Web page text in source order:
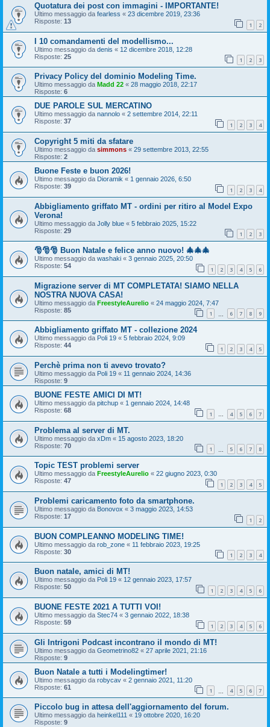
Quotatura dei post con immagini - IMPORTANTE!
Ultimo messaggio da fearless « 23 dicembre 2019, 23:36
Risposte: 13 1 2
I 10 comandamenti del modellismo...
Ultimo messaggio da denis « 12 dicembre 2018, 12:28
Risposte: 25 1 2 3
Privacy Policy del dominio Modeling Time.
Ultimo messaggio da Madd 22 « 28 maggio 2018, 22:17
Risposte: 6
DUE PAROLE SUL MERCATINO
Ultimo messaggio da nannolo « 2 settembre 2014, 22:11
Risposte: 37 1 2 3 4
Copyright 5 miti da sfatare
Ultimo messaggio da simmons « 29 settembre 2013, 22:55
Risposte: 2
Buone Feste e buon 2026!
Ultimo messaggio da Dioramik « 1 gennaio 2026, 6:50
Risposte: 39 1 2 3 4
Abbigliamento griffato MT - ordini per ritiro al Model Expo
Verona!
Ultimo messaggio da Jolly blue « 5 febbraio 2025, 15:22
Risposte: 29 1 2 3
🎅🎅🎅 Buon Natale e felice anno nuovo! 🎄🎄🎄
Ultimo messaggio da washaki « 3 gennaio 2025, 20:50
Risposte: 54 1 2 3 4 5 6
Migrazione server di MT COMPLETATA! SIAMO NELLA
NOSTRA NUOVA CASA!
Ultimo messaggio da FreestyleAurelio « 24 maggio 2024, 7:47
Risposte: 85 1 6 7 8 9
Abbigliamento griffato MT - collezione 2024
Ultimo messaggio da Poli 19 « 5 febbraio 2024, 9:09
Risposte: 44 1 2 3 4 5
Perchè prima non ti avevo trovato?
Ultimo messaggio da Poli 19 « 11 gennaio 2024, 14:36
Risposte: 9
BUONE FESTE AMICI DI MT!
Ultimo messaggio da pitchup « 1 gennaio 2024, 14:48
Risposte: 68 1 … 4 5 6 7
Problema al server di MT.
Ultimo messaggio da xDm « 15 agosto 2023, 18:20
Risposte: 70 1 5 6 7 8
Topic TEST problemi server
Ultimo messaggio da FreestyleAurelio « 22 giugno 2023, 0:30
Risposte: 47 1 2 3 4 5
Problemi caricamento foto da smartphone.
Ultimo messaggio da Bonovox « 3 maggio 2023, 14:53
Risposte: 17 1 2
BUON COMPLEANNO MODELING TIME!
Ultimo messaggio da rob_zone « 11 febbraio 2023, 19:25
Risposte: 30 1 2 3 4
Buon natale, amici di MT!
Ultimo messaggio da Poli 19 « 12 gennaio 2023, 17:57
Risposte: 50 1 2 3 4 5 6
BUONE FESTE 2021 A TUTTI VOI!
Ultimo messaggio da Stec74 « 3 gennaio 2022, 18:38
Risposte: 59 1 2 3 4 5 6
Gli Intrigoni Podcast incontrano il mondo di MT!
Ultimo messaggio da Geometrino82 « 27 aprile 2021, 21:16
Risposte: 9
Buon Natale a tutti i Modelingtimer!
Ultimo messaggio da robycav « 2 gennaio 2021, 11:20
Risposte: 61 1 4 5 6 7
Piccolo bug in attesa dell'aggiornamento del forum.
Ultimo messaggio da heinkel111 « 19 ottobre 2020, 16:20
Risposte: 9